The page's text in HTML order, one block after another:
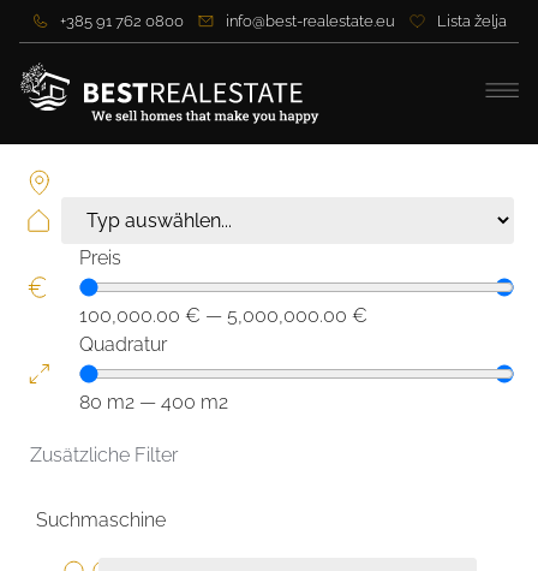
+385 91 762 0800 info@best-realestate.eu Lista želja
Preis
100,000.00 € —5,000,000.00 €
Quadratur
80 m2 —400 m2
Zusätzliche Filter
Suchmaschine